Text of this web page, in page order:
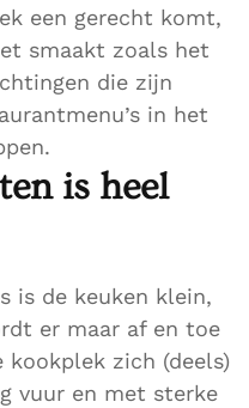
een gerecht komt,
smaakt zoals het
die zijn
in het
is heel
is de keuken klein,
er maar af en toe
kookplek zich (deels)
vuur en met sterke